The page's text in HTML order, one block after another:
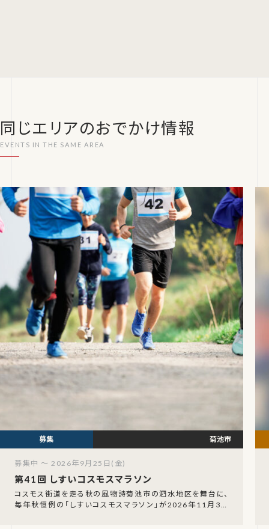
同じエリアのおでかけ情報
第41回 しすいコスモスマラソン
コスモス街道を走る秋の風物詩菊池市の泗水地区を舞台に、
毎年秋恒例の「しすいコスモスマラソン」が2026年11月3日
菊池市
募集中 ～ 2026年9月25日(金)